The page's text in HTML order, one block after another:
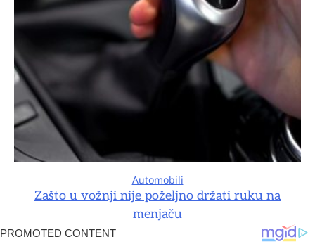
Automobili
Zašto u vožnji nije poželjno držati ruku na
menjaču